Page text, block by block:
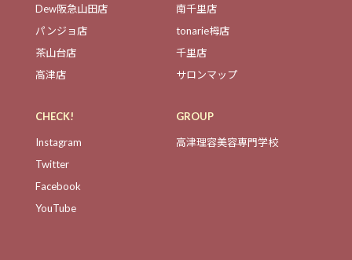
Dew阪急山田店
南千里店
パンジョ店
tonarie栂店
茶山台店
千里店
高津店
サロンマップ
CHECK!
Instagram
Twitter
Facebook
YouTube
GROUP
高津理容美容専門学校